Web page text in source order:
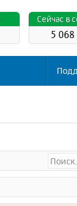
Cейчас в
5 068